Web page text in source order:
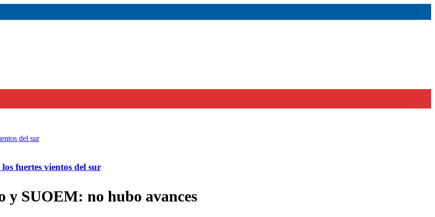
fuertes vientos del sur
SUOEM: no hubo avances